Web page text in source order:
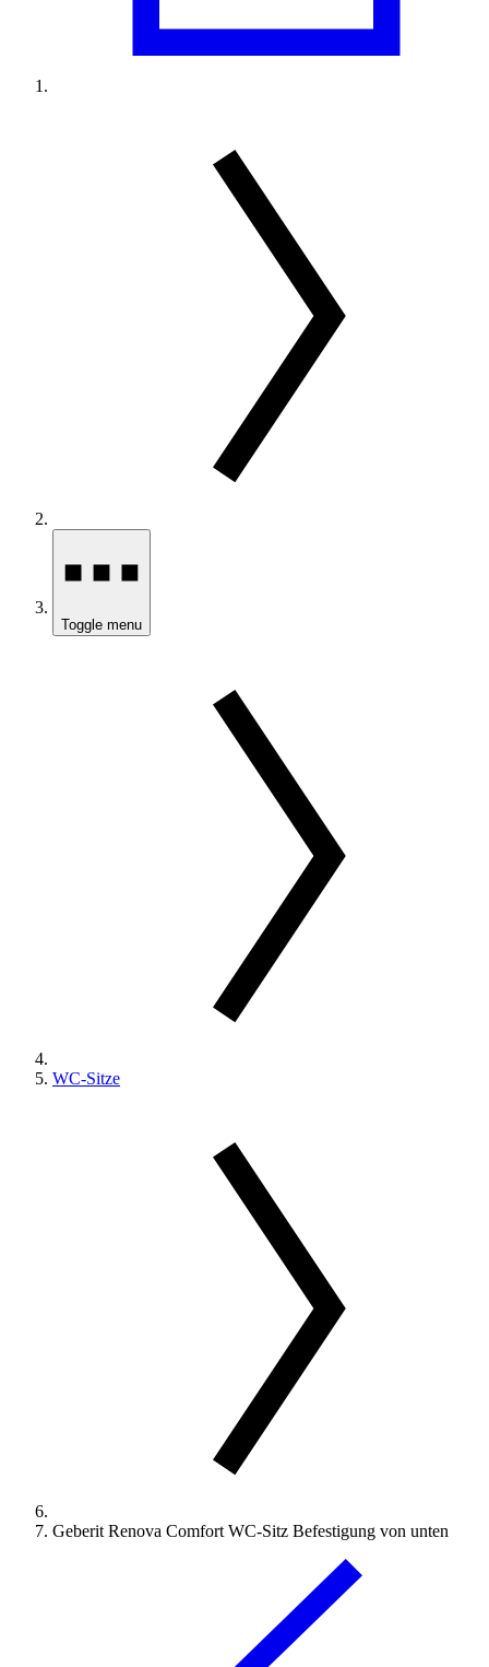
Toggle menu
WC-Sitze
Geberit Renova Comfort WC-Sitz Befestigung von unten